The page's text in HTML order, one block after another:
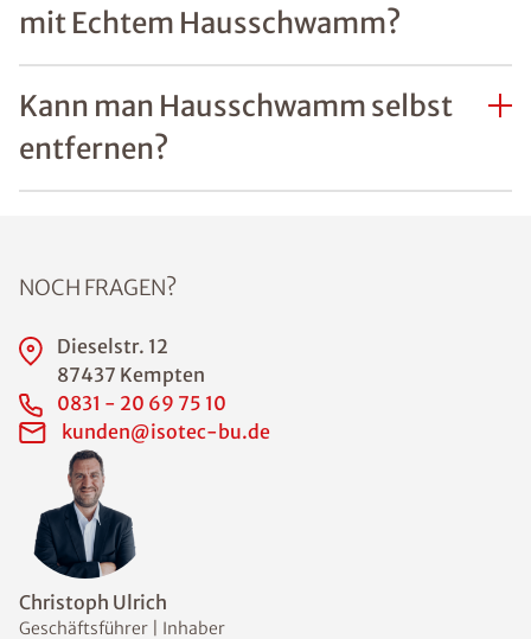
mit Echtem Hausschwamm?
Kann man Hausschwamm selbst
entfernen?
Christoph Ulrich
Geschäftsführer | Inhaber
NOCH FRAGEN?
Dieselstr. 12
87437 Kempten
0831 - 20 69 75 10
kunden@isotec-bu.de